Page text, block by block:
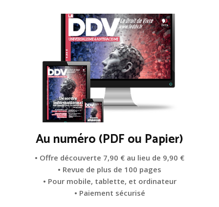
Au numéro (PDF ou Papier)
• Offre découverte 7,90 € au lieu de 9,90 €
• Revue de plus de 100 pages
• Pour mobile, tablette, et ordinateur
• Paiement sécurisé